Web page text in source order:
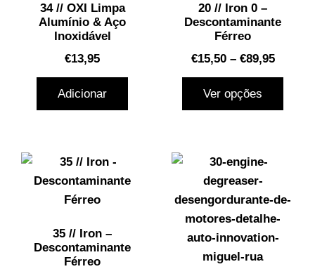
34 // OXI Limpa
Alumínio & Aço
Inoxidável
€13,95
Adicionar
20 // Iron 0 –
Descontaminante
Férreo
€15,50 – €89,95
Ver opções
35 // Iron –
Descontaminante
Férreo